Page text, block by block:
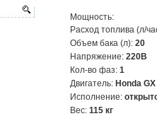
Мощность:
Расход топлива (л/
Объем бака (л): 20
Напряжение: 220В
Кол-во фаз: 1
Двигатель: Honda
Исполнение:
Вес: 115 кг